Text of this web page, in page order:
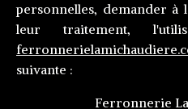
personnelles, demander à
leur traitement,
suivante :
Ferronnerie